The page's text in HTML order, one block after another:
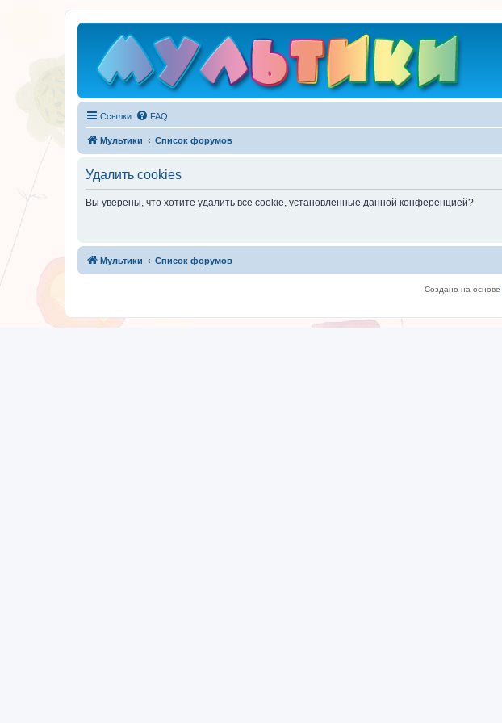
Ссылки FAQ
Мультики Список форумов
Удалить cookies
Вы уверены, что хотите удалить все cookie, установленные данной конференцией?
Мультики Список форумов
Создано на основе